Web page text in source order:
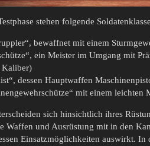
stehen folgende
bewaffnet mit einem
ein Meister im Umgang mit
Kaliber)
dessen Hauptwaffen
mit einem leichten
sich hinsichtlich ihres
Waffen und Ausrüstung mit in den
Einsatzmöglichkeiten auswirkt. In